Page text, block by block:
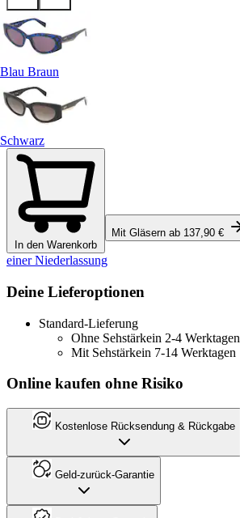
Blau Braun
Schwarz
In den Warenkorb
Mit Gläsern ab 137,90 €
einer Niederlassung
Deine Lieferoptionen
Standard-Lieferung
Ohne Sehstärkein 2-4 Werktagen
Mit Sehstärkein 7-14 Werktagen
Online kaufen ohne Risiko
Kostenlose Rücksendung & Rückgabe
Geld-zurück-Garantie